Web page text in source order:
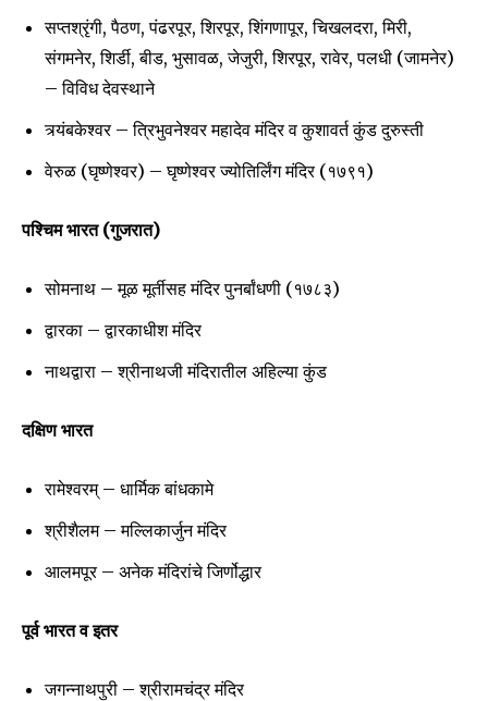
सप्तश्रृंगी, पैठण, पंढरपूर, शिरपूर, शिंगणापूर, चिखलदरा, मिरी,
संगमनेर, शिर्डी, बीड, भुसावळ, जेजुरी, शिरपूर, रावेर, पलधी (जामनेर)
– विविध देवस्थाने
त्र्यंबकेश्वर – त्रिभुवनेश्वर महादेव मंदिर व कुशावर्त कुंड दुरुस्ती
वेरुळ (घृष्णेश्वर) – घृष्णेश्वर ज्योतिर्लिंग मंदिर (१७९१)
पश्चिम भारत (गुजरात)
सोमनाथ – मूळ मूर्तीसह मंदिर पुनर्बांधणी (१७८३)
द्वारका – द्वारकाधीश मंदिर
नाथद्वारा – श्रीनाथजी मंदिरातील अहिल्या कुंड
दक्षिण भारत
रामेश्वरम् – धार्मिक बांधकामे
श्रीशैलम – मल्लिकार्जुन मंदिर
आलमपूर – अनेक मंदिरांचे जिर्णोद्धार
पूर्व भारत व इतर
जगन्नाथपुरी – श्रीरामचंद्र मंदिर